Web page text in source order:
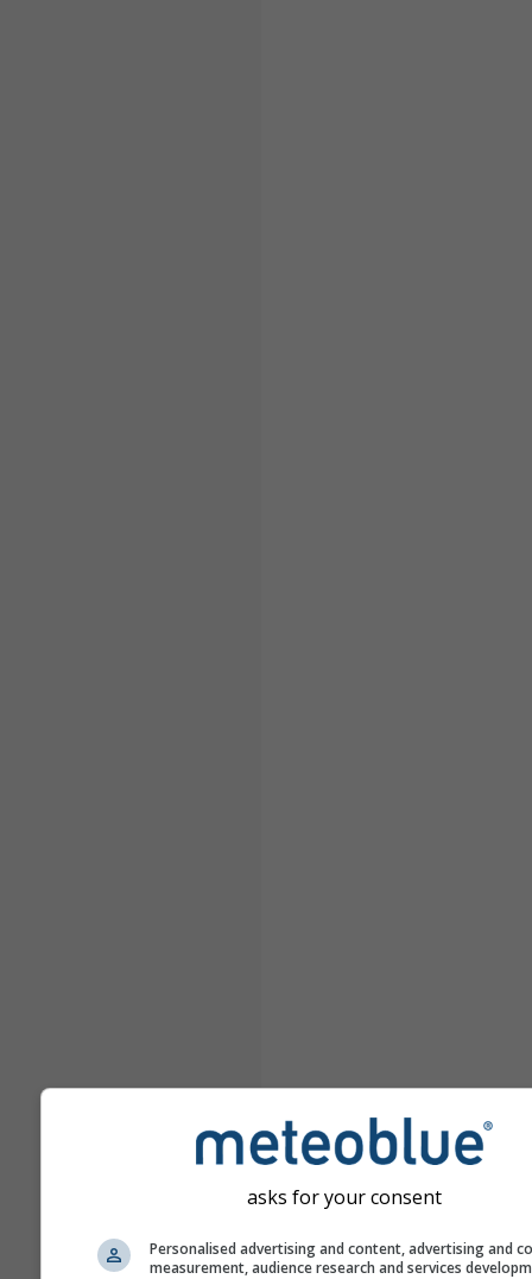
asks for your consent
Personalised advertising and content, advertising and
measurement, audience research and services